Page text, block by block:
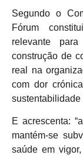
Segundo o
Fórum
relevante
construção de
real na
com dor
sustentabilidade
E acrescenta:
mantém-se
saúde em